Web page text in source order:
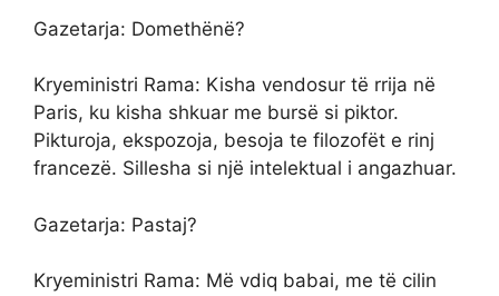
Gazetarja: Domethënë?
Kryeministri Rama: Kisha vendosur të rrija në
Paris, ku kisha shkuar me bursë si piktor.
Pikturoja, ekspozoja, besoja te filozofët e rinj
francezë. Sillesha si një intelektual i angazhuar.
Gazetarja: Pastaj?
Kryeministri Rama: Më vdiq babai, me të cilin